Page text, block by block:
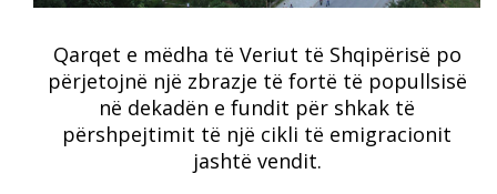
Qarqet e mëdha të Veriut të Shqipërisë po
përjetojnë një zbrazje të fortë të popullsisë
në dekadën e fundit për shkak të
përshpejtimit të një cikli të emigracionit
jashtë vendit.